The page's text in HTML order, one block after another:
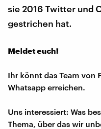
sie 2016 Twitter und
gestrichen hat.
Meldet euch!
Ihr könnt das Team von
Whatsapp erreichen.
Uns interessiert: Was
Thema, über das wir